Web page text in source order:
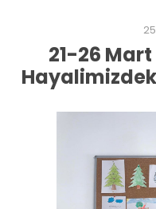
21-26